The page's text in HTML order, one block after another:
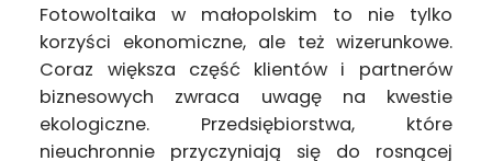
Fotowoltaika w małopolskim to nie tylko
korzyści ekonomiczne, ale też wizerunkowe.
Coraz większa część klientów i partnerów
biznesowych zwraca uwagę na kwestie
ekologiczne. Przedsiębiorstwa, które
nieuchronnie przyczyniają się do rosnącej